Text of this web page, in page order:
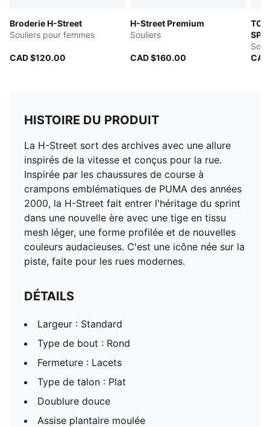
Broderie H-Street
Souliers pour femmes
CAD $120.00
H-Street Premium
Souliers
CAD $160.00
HISTOIRE DU PRODUIT
La H-Street sort des archives avec une allure
inspirés de la vitesse et conçus pour la rue.
Inspirée par les chaussures de course à
crampons emblématiques de PUMA des années
2000, la H-Street fait entrer l'héritage du sprint
dans une nouvelle ère avec une tige en tissu
mesh léger, une forme profilée et de nouvelles
couleurs audacieuses. C'est une icône née sur la
piste, faite pour les rues modernes.
DÉTAILS
Largeur : Standard
Type de bout : Rond
Fermeture : Lacets
Type de talon : Plat
Doublure douce
Assise plantaire moulée